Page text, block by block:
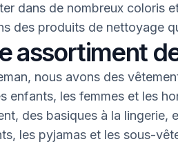
dans de nombreux coloris
des produits de nettoyage
assortiment
nous avons des
enfants, les femmes et les
des basiques à la lingerie,
les pyjamas et les sous-